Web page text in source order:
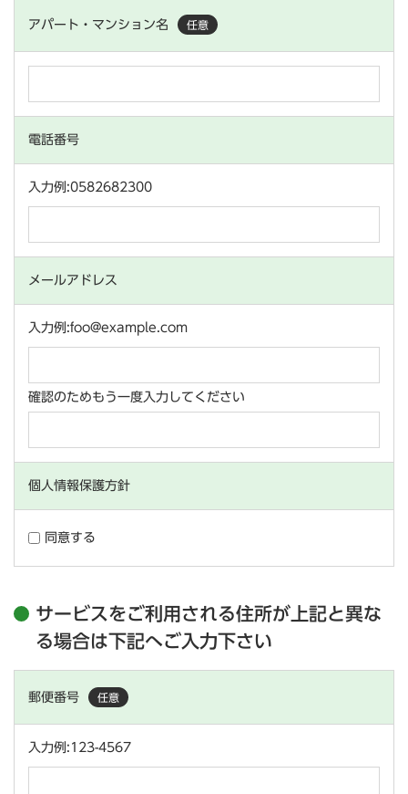
アパート・マンション名 任意
電話番号
入力例:0582682300
メールアドレス
入力例:foo@example.com
確認のためもう一度入力してください
個人情報保護方針
同意する
サービスをご利用される住所が上記と異な
る場合は下記へご入力下さい
郵便番号 任意
入力例:123-4567